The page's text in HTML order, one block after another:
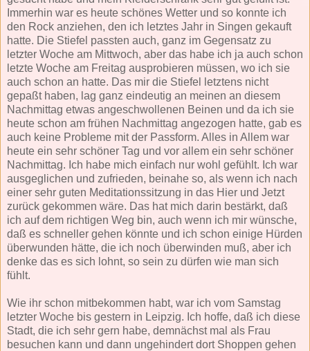
Immerhin war es heute schönes Wetter und so konnte ich
den Rock anziehen, den ich letztes Jahr in Singen gekauft
hatte. Die Stiefel passten auch, ganz im Gegensatz zu
letzter Woche am Mittwoch, aber das habe ich ja auch schon
letzte Woche am Freitag ausprobieren müssen, wo ich sie
auch schon an hatte. Das mir die Stiefel letztens nicht
gepaßt haben, lag ganz eindeutig an meinen an diesem
Nachmittag etwas angeschwollenen Beinen und da ich sie
heute schon am frühen Nachmittag angezogen hatte, gab es
auch keine Probleme mit der Passform. Alles in Allem war
heute ein sehr schöner Tag und vor allem ein sehr schöner
Nachmittag. Ich habe mich einfach nur wohl gefühlt. Ich war
ausgeglichen und zufrieden, beinahe so, als wenn ich nach
einer sehr guten Meditationssitzung in das Hier und Jetzt
zurück gekommen wäre. Das hat mich darin bestärkt, daß
ich auf dem richtigen Weg bin, auch wenn ich mir wünsche,
daß es schneller gehen könnte und ich schon einige Hürden
überwunden hätte, die ich noch überwinden muß, aber ich
denke das es sich lohnt, so sein zu dürfen wie man sich
fühlt.
Wie ihr schon mitbekommen habt, war ich vom Samstag
letzter Woche bis gestern in Leipzig. Ich hoffe, daß ich diese
Stadt, die ich sehr gern habe, demnächst mal als Frau
besuchen kann und dann ungehindert dort Shoppen gehen